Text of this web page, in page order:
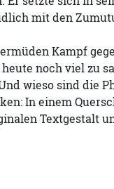
mit den
Kampf
noch viel zu
wieso sind die
In einem
Textgestalt